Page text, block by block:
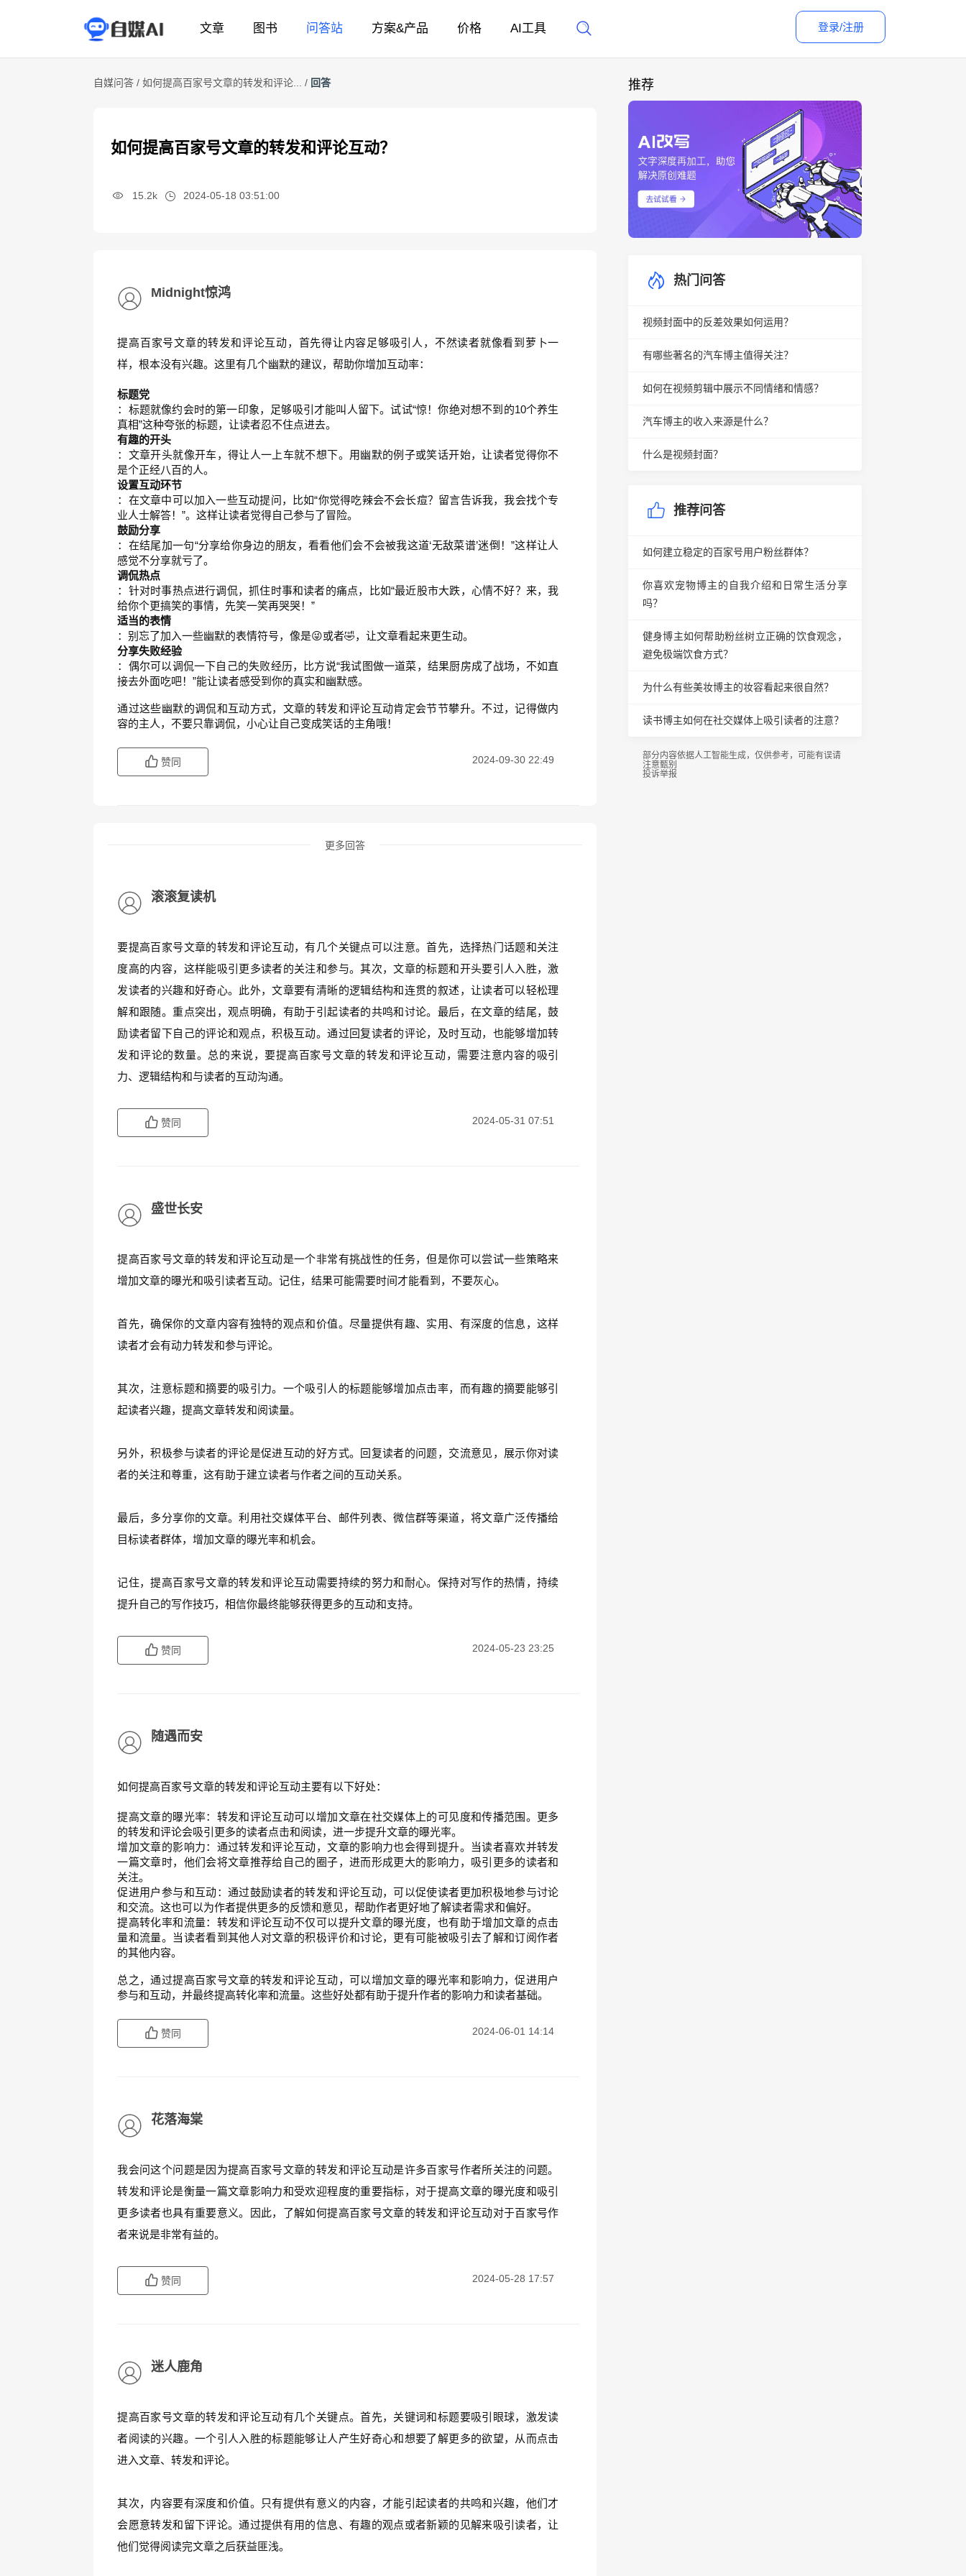
文章 图书 问答站 方案&产品 价格 AI工具 登录/注册
自媒问答 / 如何提高百家号文章的转发和评论... / 回答
如何提高百家号文章的转发和评论互动？
15.2k 2024-05-18 03:51:00
Midnight惊鸿
提高百家号文章的转发和评论互动，首先得让内容足够吸引人，不然读者就像看到萝卜一
样，根本没有兴趣。这里有几个幽默的建议，帮助你增加互动率：
标题党
：标题就像约会时的第一印象，足够吸引才能叫人留下。试试“惊！你绝对想不到的10个养生
真相”这种夸张的标题，让读者忍不住点进去。
有趣的开头
：文章开头就像开车，得让人一上车就不想下。用幽默的例子或笑话开始，让读者觉得你不
是个正经八百的人。
设置互动环节
：在文章中可以加入一些互动提问，比如“你觉得吃辣会不会长痘？留言告诉我，我会找个专
业人士解答！”。这样让读者觉得自己参与了冒险。
鼓励分享
：在结尾加一句“分享给你身边的朋友，看看他们会不会被我这道‘无敌菜谱’迷倒！”这样让人
感觉不分享就亏了。
调侃热点
：针对时事热点进行调侃，抓住时事和读者的痛点，比如“最近股市大跌，心情不好？来，我
给你个更搞笑的事情，先笑一笑再哭哭！”
适当的表情
：别忘了加入一些幽默的表情符号，像是😜或者🤣，让文章看起来更生动。
分享失败经验
：偶尔可以调侃一下自己的失败经历，比方说“我试图做一道菜，结果厨房成了战场，不如直
接去外面吃吧！”能让读者感受到你的真实和幽默感。
通过这些幽默的调侃和互动方式，文章的转发和评论互动肯定会节节攀升。不过，记得做内
容的主人，不要只靠调侃，小心让自己变成笑话的主角哦！
赞同 2024-09-30 22:49
更多回答
滚滚复读机
要提高百家号文章的转发和评论互动，有几个关键点可以注意。首先，选择热门话题和关注
度高的内容，这样能吸引更多读者的关注和参与。其次，文章的标题和开头要引人入胜，激
发读者的兴趣和好奇心。此外，文章要有清晰的逻辑结构和连贯的叙述，让读者可以轻松理
解和跟随。重点突出，观点明确，有助于引起读者的共鸣和讨论。最后，在文章的结尾，鼓
励读者留下自己的评论和观点，积极互动。通过回复读者的评论，及时互动，也能够增加转
发和评论的数量。总的来说，要提高百家号文章的转发和评论互动，需要注意内容的吸引
力、逻辑结构和与读者的互动沟通。
赞同 2024-05-31 07:51
盛世长安
提高百家号文章的转发和评论互动是一个非常有挑战性的任务，但是你可以尝试一些策略来
增加文章的曝光和吸引读者互动。记住，结果可能需要时间才能看到，不要灰心。
首先，确保你的文章内容有独特的观点和价值。尽量提供有趣、实用、有深度的信息，这样
读者才会有动力转发和参与评论。
其次，注意标题和摘要的吸引力。一个吸引人的标题能够增加点击率，而有趣的摘要能够引
起读者兴趣，提高文章转发和阅读量。
另外，积极参与读者的评论是促进互动的好方式。回复读者的问题，交流意见，展示你对读
者的关注和尊重，这有助于建立读者与作者之间的互动关系。
最后，多分享你的文章。利用社交媒体平台、邮件列表、微信群等渠道，将文章广泛传播给
目标读者群体，增加文章的曝光率和机会。
记住，提高百家号文章的转发和评论互动需要持续的努力和耐心。保持对写作的热情，持续
提升自己的写作技巧，相信你最终能够获得更多的互动和支持。
赞同 2024-05-23 23:25
随遇而安
如何提高百家号文章的转发和评论互动主要有以下好处：
提高文章的曝光率：转发和评论互动可以增加文章在社交媒体上的可见度和传播范围。更多
的转发和评论会吸引更多的读者点击和阅读，进一步提升文章的曝光率。
增加文章的影响力：通过转发和评论互动，文章的影响力也会得到提升。当读者喜欢并转发
一篇文章时，他们会将文章推荐给自己的圈子，进而形成更大的影响力，吸引更多的读者和
关注。
促进用户参与和互动：通过鼓励读者的转发和评论互动，可以促使读者更加积极地参与讨论
和交流。这也可以为作者提供更多的反馈和意见，帮助作者更好地了解读者需求和偏好。
提高转化率和流量：转发和评论互动不仅可以提升文章的曝光度，也有助于增加文章的点击
量和流量。当读者看到其他人对文章的积极评价和讨论，更有可能被吸引去了解和订阅作者
的其他内容。
总之，通过提高百家号文章的转发和评论互动，可以增加文章的曝光率和影响力，促进用户
参与和互动，并最终提高转化率和流量。这些好处都有助于提升作者的影响力和读者基础。
赞同 2024-06-01 14:14
花落海棠
我会问这个问题是因为提高百家号文章的转发和评论互动是许多百家号作者所关注的问题。
转发和评论是衡量一篇文章影响力和受欢迎程度的重要指标，对于提高文章的曝光度和吸引
更多读者也具有重要意义。因此，了解如何提高百家号文章的转发和评论互动对于百家号作
者来说是非常有益的。
赞同 2024-05-28 17:57
迷人鹿角
提高百家号文章的转发和评论互动有几个关键点。首先，关键词和标题要吸引眼球，激发读
者阅读的兴趣。一个引人入胜的标题能够让人产生好奇心和想要了解更多的欲望，从而点击
进入文章、转发和评论。
其次，内容要有深度和价值。只有提供有意义的内容，才能引起读者的共鸣和兴趣，他们才
会愿意转发和留下评论。通过提供有用的信息、有趣的观点或者新颖的见解来吸引读者，让
他们觉得阅读完文章之后获益匪浅。
推荐
热门问答
视频封面中的反差效果如何运用？
有哪些著名的汽车博主值得关注？
如何在视频剪辑中展示不同情绪和情感？
汽车博主的收入来源是什么？
什么是视频封面？
推荐问答
如何建立稳定的百家号用户粉丝群体？
你喜欢宠物博主的自我介绍和日常生活分享
吗？
健身博主如何帮助粉丝树立正确的饮食观念，
避免极端饮食方式？
为什么有些美妆博主的妆容看起来很自然？
读书博主如何在社交媒体上吸引读者的注意？
部分内容依据人工智能生成，仅供参考，可能有误请
注意甄别
投诉举报